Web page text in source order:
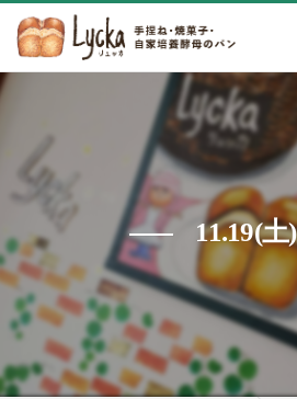
11.19(土)